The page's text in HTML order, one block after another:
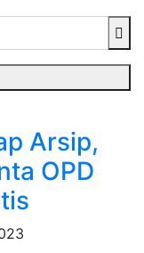
Arsip,
OPD